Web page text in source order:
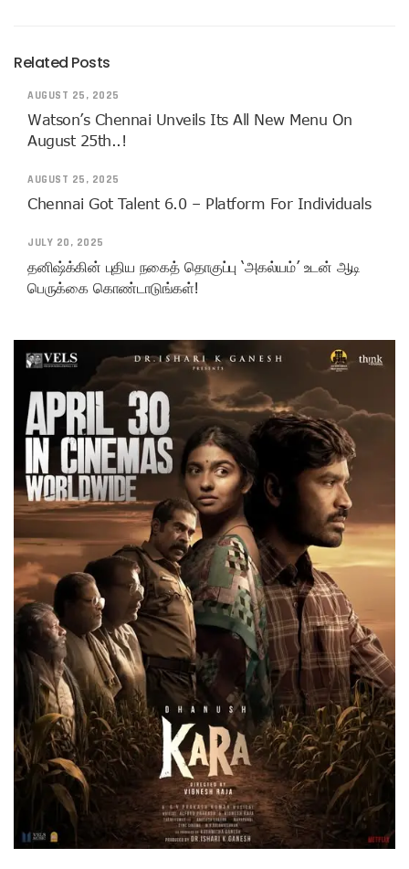
Related Posts
AUGUST 25, 2025
Watson’s Chennai Unveils Its All New Menu On
August 25th..!
AUGUST 25, 2025
Chennai Got Talent 6.0 – Platform For Individuals
JULY 20, 2025
தனிஷ்க்கின் புதிய நகைத் தொகுப்பு ‘அகல்யம்’ உடன் ஆடி
பெருக்கை கொண்டாடுங்கள்!